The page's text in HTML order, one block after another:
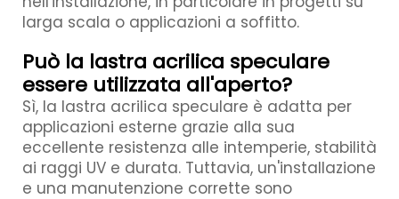
larga scala o applicazioni a soffitto.
Può la lastra acrilica speculare
essere utilizzata all'aperto?
Sì, la lastra acrilica speculare è adatta per
applicazioni esterne grazie alla sua
eccellente resistenza alle intemperie, stabilità
ai raggi UV e durata. Tuttavia, un'installazione
e una manutenzione corrette sono